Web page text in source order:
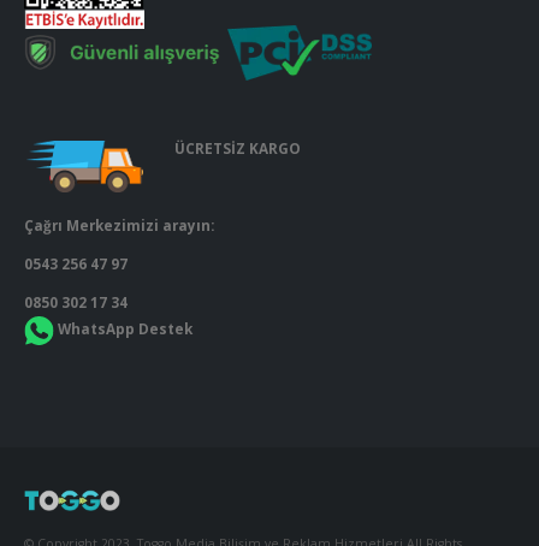
ÜCRETSİZ KARGO
Çağrı Merkezimizi arayın:
0543 256 47 97
0850 302 17 34
WhatsApp Destek